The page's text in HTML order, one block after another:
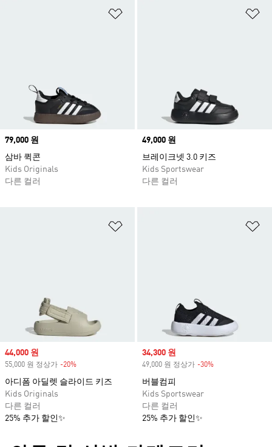
Price
79,000 원
삼바 퀵콘
Kids Originals
다른 컬러
Price
49,000 원
브레이크넷 3.0 키즈
Kids Sportswear
다른 컬러
Sale price
44,000 원
55,000 원 정상가 -20%
아디폼 아딜렛 슬라이드 키즈
Kids Originals
다른 컬러
25% 추가 할인✨
Sale price
34,300 원
49,000 원 정상가 -30%
버블컴피
Kids Sportswear
다른 컬러
25% 추가 할인✨